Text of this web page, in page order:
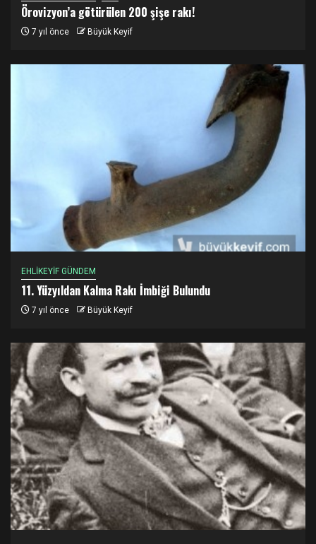
Örovizyon’a götürülen 200 şişe rakı!
7 yıl önce Büyük Keyif
EHLİKEYİF GÜNDEM
11. Yüzyıldan Kalma Rakı İmbiği Bulundu
7 yıl önce Büyük Keyif